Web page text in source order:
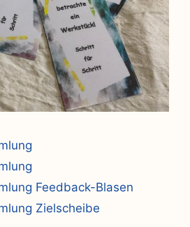
Feedback-Blasen
Zielscheibe